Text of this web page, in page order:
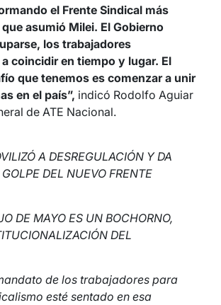
el Frente Sindical más
asumió Milei. El Gobierno
los trabajadores
coincidir en tiempo y lugar. El
que tenemos es comenzar a unir
en el país”, indicó Rodolfo Aguiar
de ATE Nacional.
A DESREGULACIÓN Y DA
GOLPE DEL NUEVO FRENTE
DE MAYO ES UN BOCHORNO,
DEL
de los trabajadores para
esté sentado en esa